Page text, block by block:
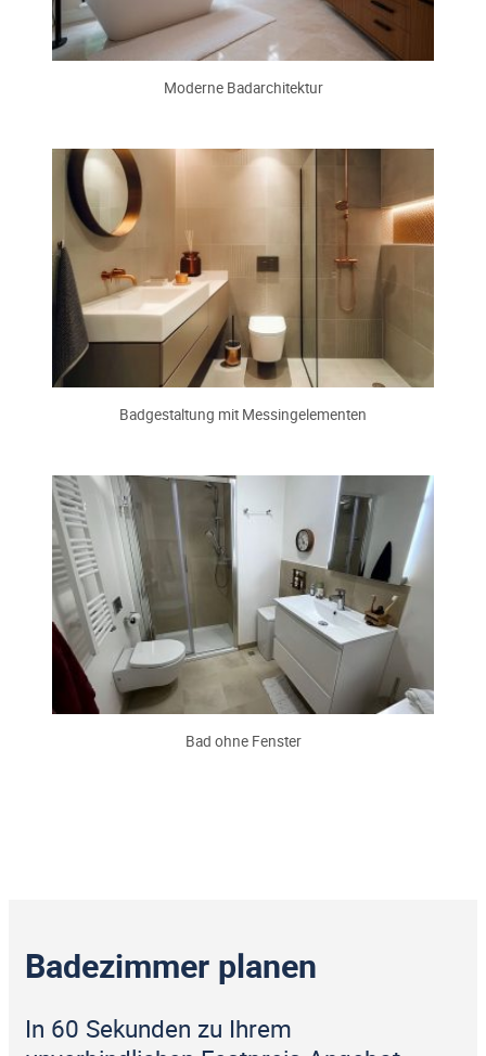
Moderne Badarchitektur
Badgestaltung mit Messingelementen
Bad ohne Fenster
Badezimmer planen
In 60 Sekunden zu Ihrem